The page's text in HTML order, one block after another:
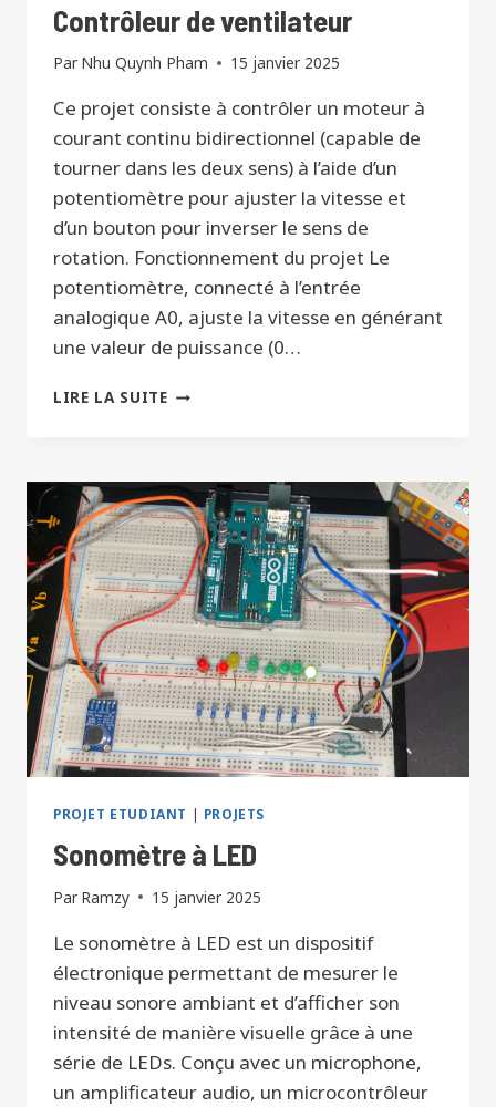
Contrôleur de ventilateur
Par Nhu Quynh Pham 15 janvier 2025
Ce projet consiste à contrôler un moteur à
courant continu bidirectionnel (capable de
tourner dans les deux sens) à l’aide d’un
potentiomètre pour ajuster la vitesse et
d’un bouton pour inverser le sens de
rotation. Fonctionnement du projet Le
potentiomètre, connecté à l’entrée
analogique A0, ajuste la vitesse en générant
une valeur de puissance (0…
LIRE LA SUITECONTRÔLEUR
PROJET ETUDIANT | PROJETS
Sonomètre à LED
Par Ramzy 15 janvier 2025
Le sonomètre à LED est un dispositif
électronique permettant de mesurer le
niveau sonore ambiant et d’afficher son
intensité de manière visuelle grâce à une
série de LEDs. Conçu avec un microphone,
un amplificateur audio, un microcontrôleur